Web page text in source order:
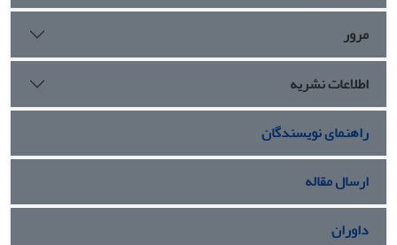
مرور
اطلاعات نشریه
راهنمای نویسندگان
ارسال مقاله
داوران